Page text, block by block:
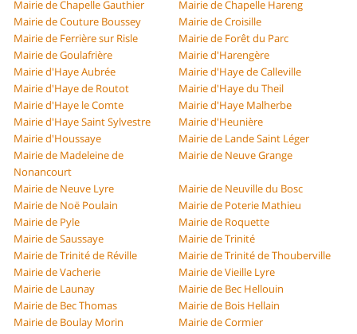
Mairie de Chapelle Gauthier
Mairie de Chapelle Hareng
Mairie de Couture Boussey
Mairie de Croisille
Mairie de Ferrière sur Risle
Mairie de Forêt du Parc
Mairie de Goulafrière
Mairie d'Harengère
Mairie d'Haye Aubrée
Mairie d'Haye de Calleville
Mairie d'Haye de Routot
Mairie d'Haye du Theil
Mairie d'Haye le Comte
Mairie d'Haye Malherbe
Mairie d'Haye Saint Sylvestre
Mairie d'Heunière
Mairie d'Houssaye
Mairie de Lande Saint Léger
Mairie de Madeleine de
Nonancourt
Mairie de Neuve Grange
Mairie de Neuve Lyre
Mairie de Neuville du Bosc
Mairie de Noë Poulain
Mairie de Poterie Mathieu
Mairie de Pyle
Mairie de Roquette
Mairie de Saussaye
Mairie de Trinité
Mairie de Trinité de Réville
Mairie de Trinité de Thouberville
Mairie de Vacherie
Mairie de Vieille Lyre
Mairie de Launay
Mairie de Bec Hellouin
Mairie de Bec Thomas
Mairie de Bois Hellain
Mairie de Boulay Morin
Mairie de Cormier